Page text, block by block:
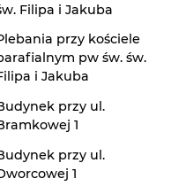
Filipa i Jakuba
przy kościele
pw św. św.
i Jakuba
przy ul.
1
przy ul.
1